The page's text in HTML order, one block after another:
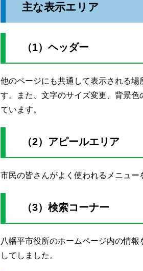
主な表示エリア
（1）ヘッダー
他のページにも共通して表示される
す。また、文字のサイズ変更、背景
ています。
（2）アピールエリア
市民の皆さんがよく使われるメニュー
（3）検索コーナー
八幡平市役所のホームページ内の情
してしました。